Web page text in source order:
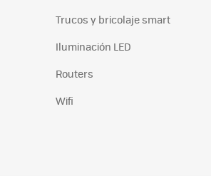
Trucos y bricolaje smart
Iluminación LED
Routers
Wifi